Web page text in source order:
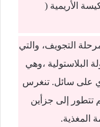
الأريمية (
التجويف، والتي
البلاستولية ،وهي
على سائل. تنغرس
تتطور إلى جزأين
المغذية.